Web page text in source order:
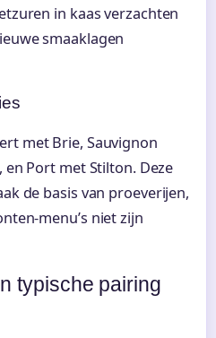
in kaas verzachten
smaaklagen
met Brie, Sauvignon
en Port met Stilton. Deze
de basis van proeverijen,
menu’s niet zijn
typische pairing